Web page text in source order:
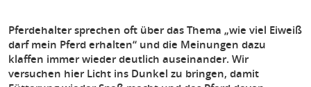
Pferdehalter sprechen oft über das Thema „wie viel Eiweiß
darf mein Pferd erhalten“ und die Meinungen dazu
klaffen immer wieder deutlich auseinander. Wir
versuchen hier Licht ins Dunkel zu bringen, damit